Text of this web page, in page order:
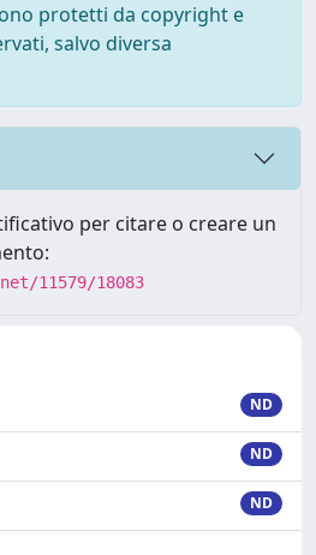
protetti da copyright e
salvo diversa
per citare o creare un
11579/18083
ND
ND
ND